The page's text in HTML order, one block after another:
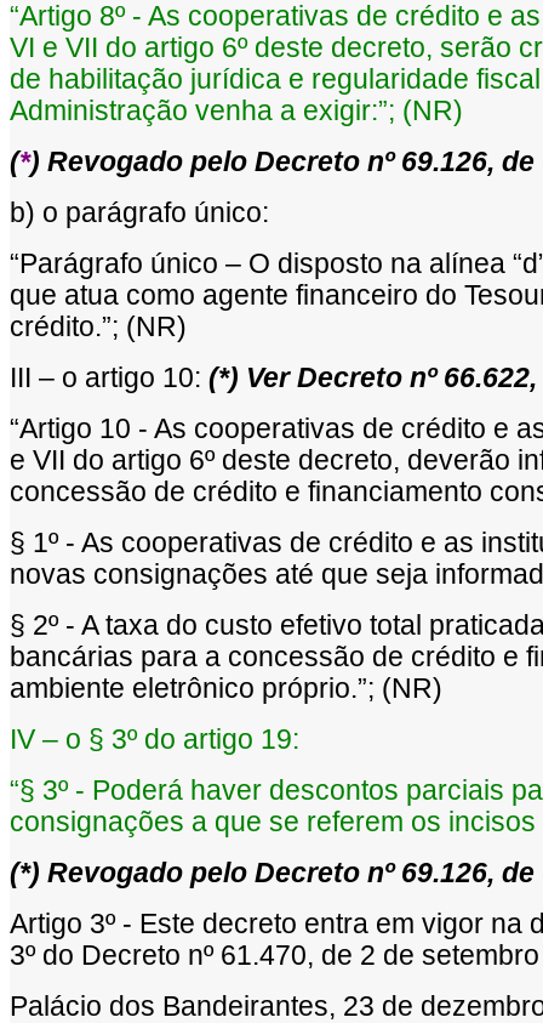
“Artigo 8º - As cooperativas de crédito e
VI e VII do artigo 6º deste decreto, serão
de habilitação jurídica e regularidade
Administração venha a exigir:”; (NR)
(*) Revogado pelo Decreto nº 69.126,
b) o parágrafo único:
“Parágrafo único – O disposto na alínea
que atua como agente financeiro do
crédito.”; (NR)
III – o artigo 10: (*) Ver Decreto nº
“Artigo 10 - As cooperativas de crédito e
e VII do artigo 6º deste decreto, deverão
concessão de crédito e financiamento
§ 1º - As cooperativas de crédito e as
novas consignações até que seja
§ 2º - A taxa do custo efetivo total
bancárias para a concessão de crédito e
ambiente eletrônico próprio.”; (NR)
IV – o § 3º do artigo 19:
“§ 3º - Poderá haver descontos parciais
consignações a que se referem os
(*) Revogado pelo Decreto nº 69.126,
Artigo 3º - Este decreto entra em vigor
3º do Decreto nº 61.470, de 2 de
Palácio dos Bandeirantes, 23 de